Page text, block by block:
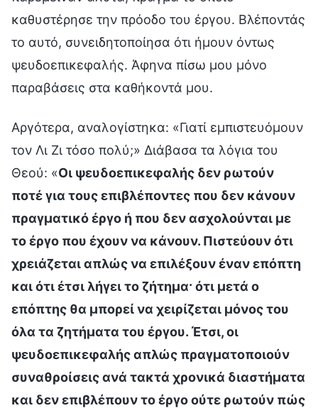
καθυστέρησε την πρόοδο του έργου. Βλέποντάς
το αυτό, συνειδητοποίησα ότι ήμουν όντως
ψευδοεπικεφαλής. Άφηνα πίσω μου μόνο
παραβάσεις στα καθήκοντά μου.
Αργότερα, αναλογίστηκα: «Γιατί εμπιστευόμουν
τον Λι Ζι τόσο πολύ;» Διάβασα τα λόγια του
Θεού: «Οι ψευδοεπικεφαλής δεν ρωτούν
ποτέ για τους επιβλέποντες που δεν κάνουν
πραγματικό έργο ή που δεν ασχολούνται με
το έργο που έχουν να κάνουν. Πιστεύουν ότι
χρειάζεται απλώς να επιλέξουν έναν επόπτη
και ότι έτσι λήγει το ζήτημα· ότι μετά ο
επόπτης θα μπορεί να χειρίζεται μόνος του
όλα τα ζητήματα του έργου. Έτσι, οι
ψευδοεπικεφαλής απλώς πραγματοποιούν
συναθροίσεις ανά τακτά χρονικά διαστήματα
και δεν επιβλέπουν το έργο ούτε ρωτούν πώς